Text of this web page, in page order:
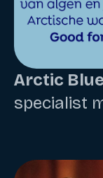
Arctic
specialist